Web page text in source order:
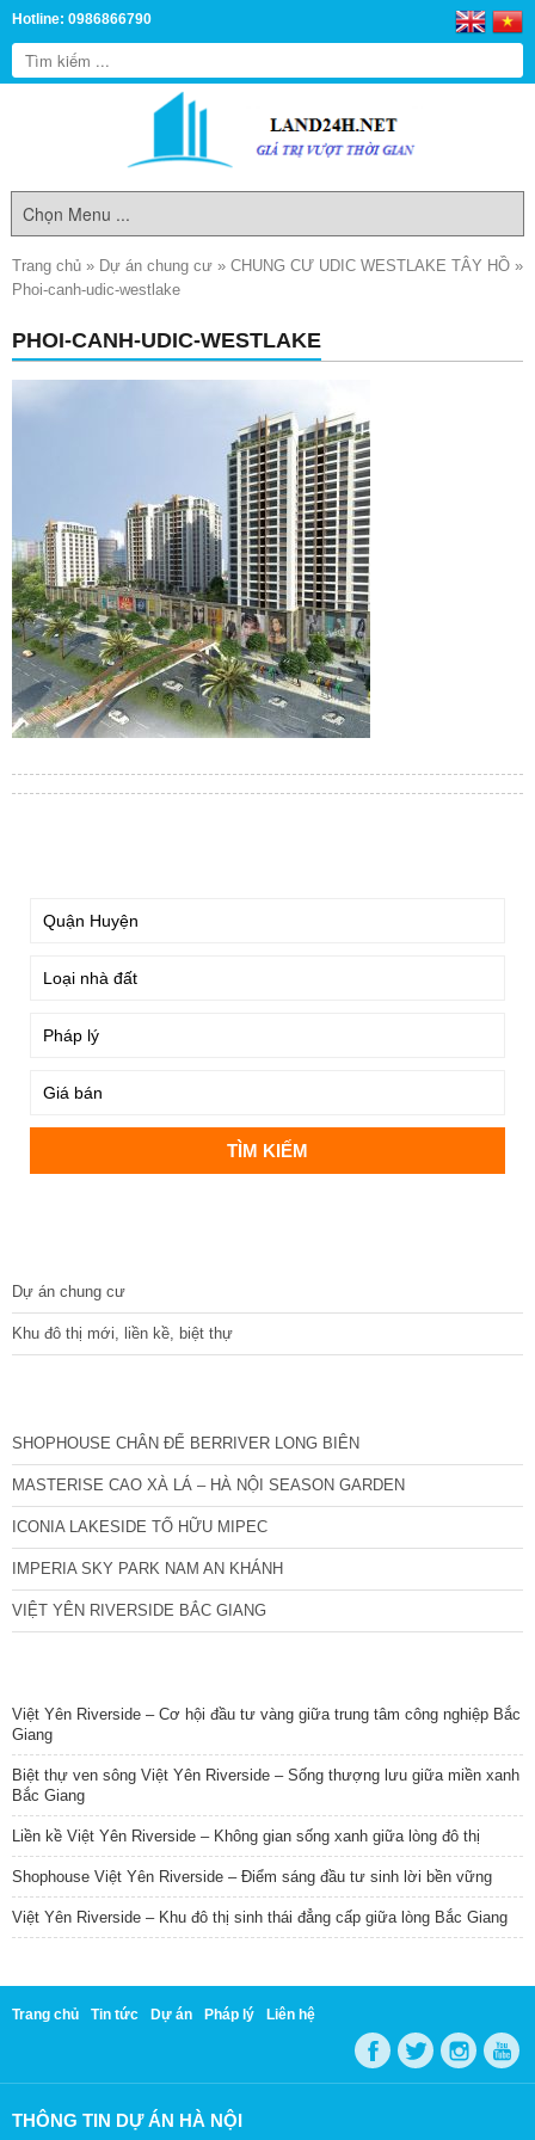
Hotline: 0986866790
Trang chủ » Dự án chung cư » CHUNG CƯ UDIC WESTLAKE TÂY HỒ »
Phoi-canh-udic-westlake
PHOI-CANH-UDIC-WESTLAKE
Dự án chung cư
Khu đô thị mới, liền kề, biệt thự
SHOPHOUSE CHÂN ĐẾ BERRIVER LONG BIÊN
MASTERISE CAO XÀ LÁ – HÀ NỘI SEASON GARDEN
ICONIA LAKESIDE TỐ HỮU MIPEC
IMPERIA SKY PARK NAM AN KHÁNH
VIỆT YÊN RIVERSIDE BẮC GIANG
Việt Yên Riverside – Cơ hội đầu tư vàng giữa trung tâm công nghiệp Bắc
Giang
Biệt thự ven sông Việt Yên Riverside – Sống thượng lưu giữa miền xanh
Bắc Giang
Liền kề Việt Yên Riverside – Không gian sống xanh giữa lòng đô thị
Shophouse Việt Yên Riverside – Điểm sáng đầu tư sinh lời bền vững
Việt Yên Riverside – Khu đô thị sinh thái đẳng cấp giữa lòng Bắc Giang
Trang chủ Tin tức Dự án Pháp lý Liên hệ
THÔNG TIN DỰ ÁN HÀ NỘI